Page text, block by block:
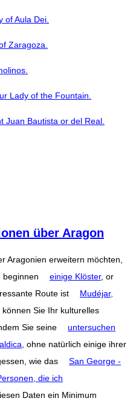
of Aula Dei.
Zaragoza.
Lady of the Fountain.
Juan Bautista or del Real.
über Aragon
Aragonien erweitern möchten,
beginnen
einige Klöster, or
Route ist
Mudéjar,
können Sie Ihr kulturelles
Sie seine
untersuchen
, ohne natürlich einige ihrer
wie das
San George -
die ich
Daten ein Minimum